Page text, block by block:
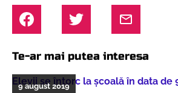
Te-ar mai putea interesa
Elevii se întorc la școală în data de
9 august 2019